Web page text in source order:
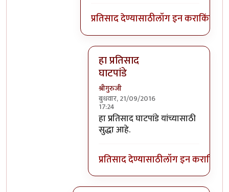
प्रतिसाद देण्यासाठीलॉग इन कराकिंवा
हा प्रतिसाद
घाटपांडे
श्रीगुरुजी
बुधवार, 21/09/2016
17:24
In reply toOk. Sorry. नारळाची शेंडी व
हा प्रतिसाद घाटपांडे यांच्यासाठी
सुद्धा आहे.
प्रतिसाद देण्यासाठीलॉग इन कराकिंवा